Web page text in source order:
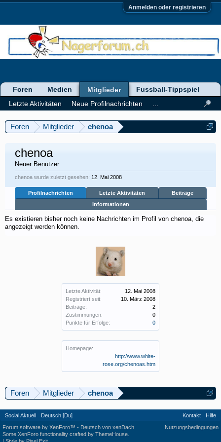
Anmelden oder registrieren
Foren Mitglieder chenoa
Letzte Aktivität:
12. Mai 2008
Registriert seit:
10. März 2008
Beiträge:
2
Zustimmungen:
0
Punkte für Erfolge:
0
Homepage:
http://www.white-
rose.org/chenoas.htm
chenoa
Neuer Benutzer
chenoa wurde zuletzt gesehen: 12. Mai 2008
Profilnachrichten Letzte Aktivitäten
Beiträge
Informationen
Es existieren bisher noch keine Nachrichten im Profil von chenoa, die
angezeigt werden können.
Foren Mitglieder chenoa
Foren Medien
Mitglieder
Letzte Aktivitäten
Neue Profilnachrichten
Fussball-Tippspiel
Social Aktuell Deutsch [Du] Kontakt
Hilfe
Nutzungsbedingungen
Forum software by XenForo™ - Deutsch von xenDach
Some XenForo functionality crafted by ThemeHouse